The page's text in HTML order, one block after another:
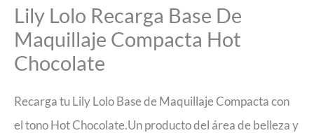
Lily Lolo Recarga Base De
Maquillaje Compacta Hot
Chocolate
Recarga tu Lily Lolo Base de Maquillaje Compacta con
el tono Hot Chocolate.Un producto del área de belleza y